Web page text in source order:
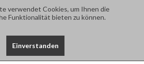
verwendet Cookies, um Ihnen die
Funktionalität bieten zu können.
Einverstanden